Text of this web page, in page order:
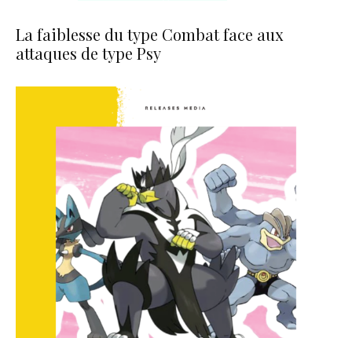
La faiblesse du type Combat face aux
attaques de type Psy